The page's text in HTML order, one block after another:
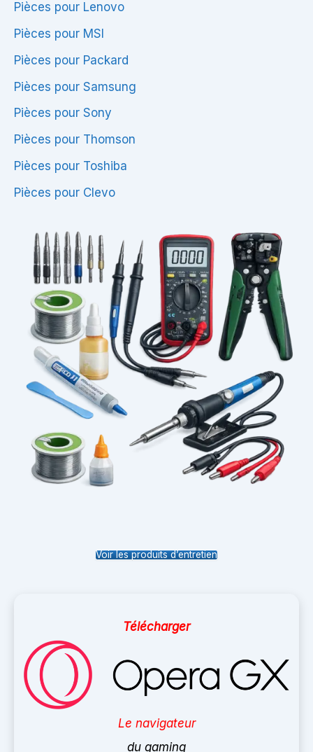
Pièces pour Lenovo
Pièces pour MSI
Pièces pour Packard
Pièces pour Samsung
Pièces pour Sony
Pièces pour Thomson
Pièces pour Toshiba
Pièces pour Clevo
Voir les produits d’entretien
Télécharger
Le navigateur
du gaming